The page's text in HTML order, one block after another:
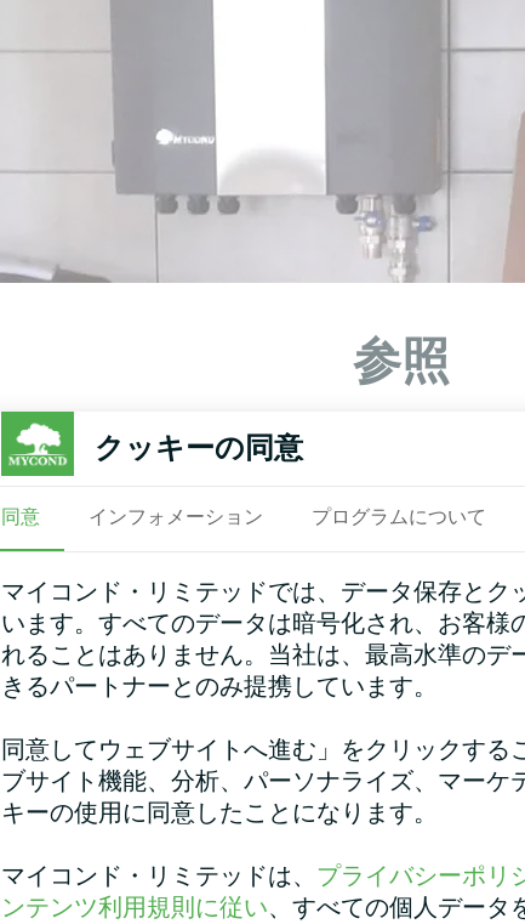
参照
商業施設
モジュラーヒートポンプ MCUシリーズ
スプリット
ム
クッキーの同意
同意 インフォメーション プログラムについて
マイコンド・リミテッドでは、データ保存とク
います。すべてのデータは暗号化され、お客様
れることはありません。当社は、最高水準のデ
きるパートナーとのみ提携しています。
同意してウェブサイトへ進む」をクリックする
ブサイト機能、分析、パーソナライズ、マーケ
キーの使用に同意したことになります。
マイコンド・リミテッドは、 プライバシーポリ
ンテンツ利用規則に従い、すべての個人データ